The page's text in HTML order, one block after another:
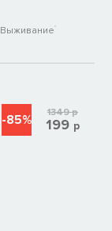
Выживание
-85% 1349р
199 р